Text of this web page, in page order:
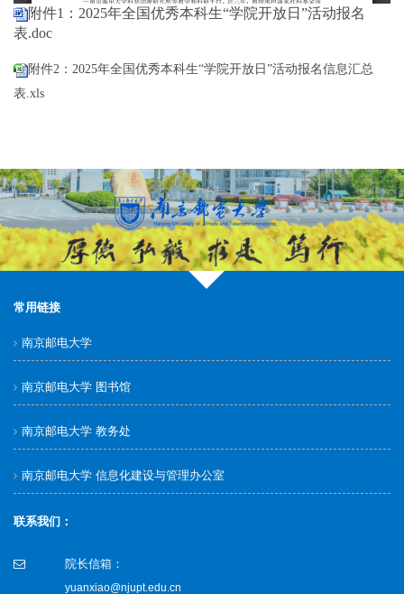
附件1：2025年全国优秀本科生“学院开放日”活动报名
表.doc
附件2：2025年全国优秀本科生“学院开放日”活动报名信息汇总
表.xls
常用链接
南京邮电大学
南京邮电大学 图书馆
南京邮电大学 教务处
南京邮电大学 信息化建设与管理办公室
联系我们：
院长信箱：
yuanxiao@njupt.edu.cn